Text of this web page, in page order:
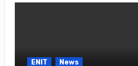
ENIT News